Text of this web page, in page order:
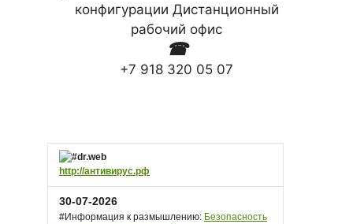
конфигурации Дистанционный
рабочий офис
☎
+7 918 320 05 07
http://антивирус.рф
30-07-2026
#Информация к размышлению: Безопасность